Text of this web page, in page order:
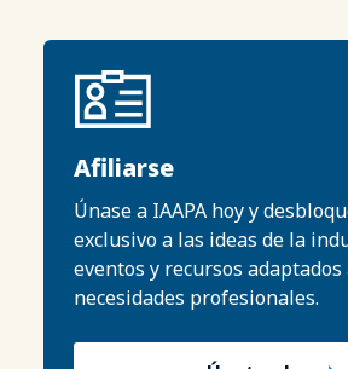
Afiliarse
Únase a IAAPA hoy y
exclusivo a las ideas de la
eventos y recursos adaptados
necesidades profesionales.